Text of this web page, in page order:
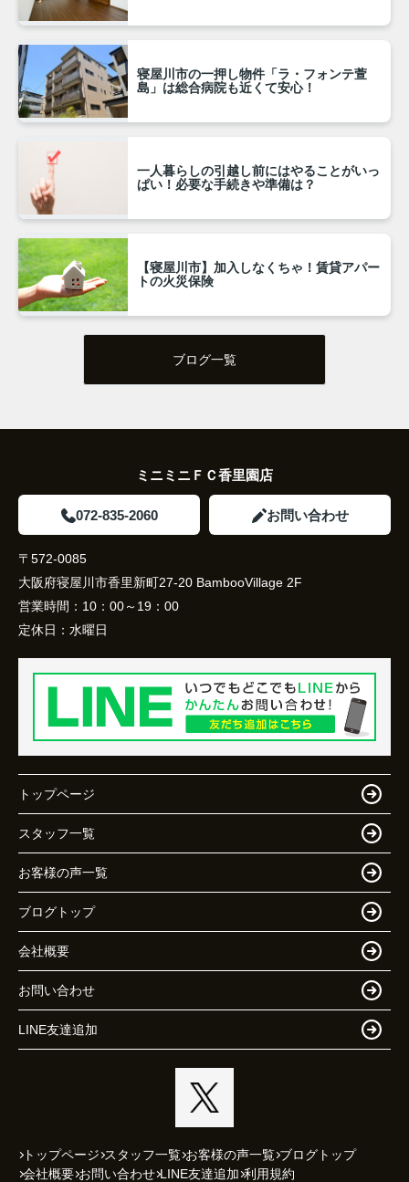
寝屋川市の一押し物件「ラ・フォンテ萱
島」は総合病院も近くて安心！
一人暮らしの引越し前にはやることがいっ
ぱい！必要な手続きや準備は？
【寝屋川市】加入しなくちゃ！賃貸アパー
トの火災保険
ブログ一覧
ミニミニＦＣ香里園店
072-835-2060 お問い合わせ
〒572-0085
大阪府寝屋川市香里新町27-20 BambooVillage 2F
営業時間： 10：00～19：00
定休日： 水曜日
トップページ
スタッフ一覧
お客様の声一覧
ブログトップ
会社概要
お問い合わせ
LINE友達追加
トップページ スタッフ一覧 お客様の声一覧 ブログトップ
会社概要 お問い合わせ LINE友達追加 利用規約